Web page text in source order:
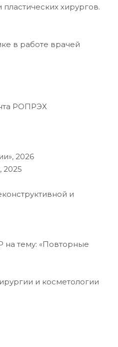
хирургов.
в работе врачей
РОПРЭХ
2026
2025
и
на тему: «Повторные
и косметологии